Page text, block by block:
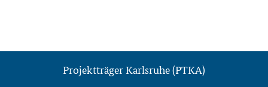
Projektträger Karlsruhe (PTKA)